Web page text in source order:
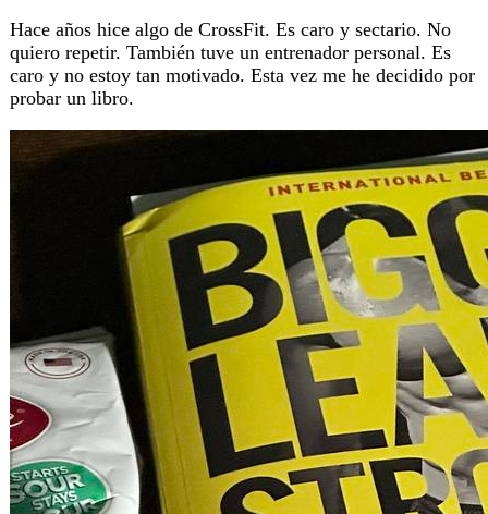
Hace años hice algo de CrossFit. Es caro y sectario. No
quiero repetir. También tuve un entrenador personal. Es
caro y no estoy tan motivado. Esta vez me he decidido por
probar un libro.